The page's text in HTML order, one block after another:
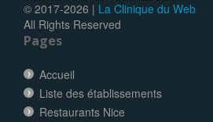
© 2017-2026 | La Clinique du Web
All Rights Reserved
Pages
Accueil
Liste des établissements
Restaurants Nice